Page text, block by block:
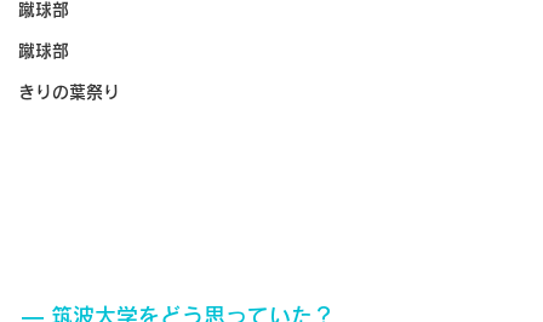
蹴球部
蹴球部
きりの葉祭り
― 筑波大学をどう思っていた？